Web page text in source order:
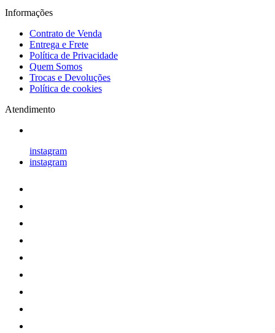
Informações
Contrato de Venda
Entrega e Frete
Política de Privacidade
Quem Somos
Trocas e Devoluções
Política de cookies
Atendimento
instagram
instagram